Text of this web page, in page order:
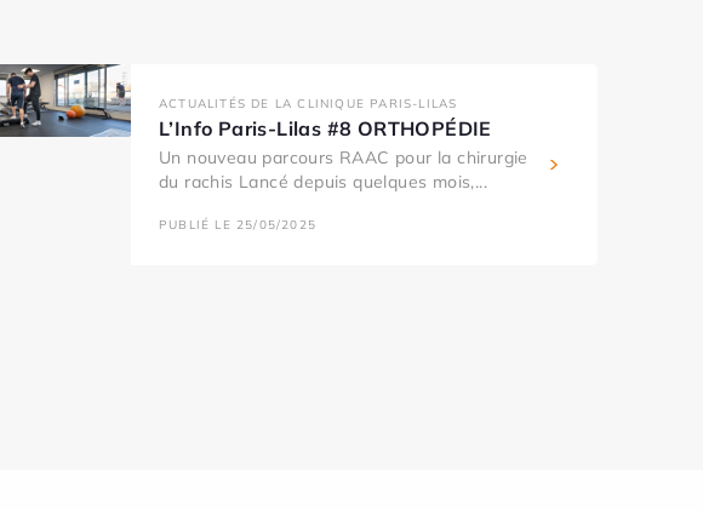
ACTUALITÉS DE LA CLINIQUE PARIS-LILAS
L’Info Paris-Lilas #8 ORTHOPÉDIE
Un nouveau parcours RAAC pour la chirurgie
du rachis Lancé depuis quelques mois,...
PUBLIÉ LE 25/05/2025